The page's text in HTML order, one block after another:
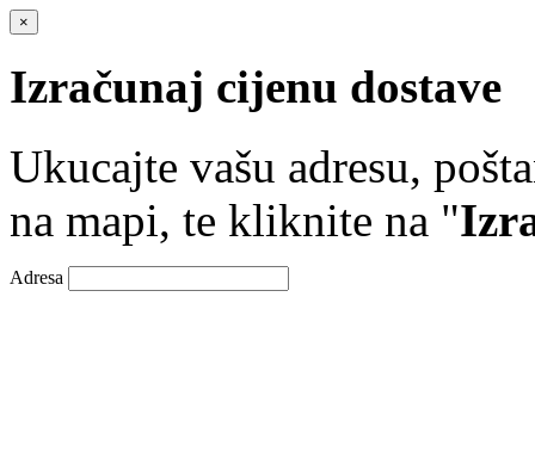
×
Izračunaj cijenu dostave
Ukucajte vašu adresu,
na mapi, te kliknite na "
Adresa